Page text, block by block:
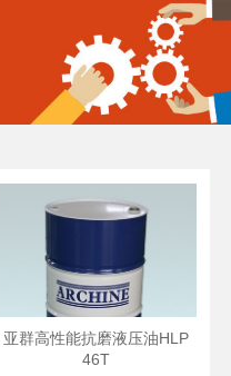
亚群高性能抗磨液压油HLP
46T